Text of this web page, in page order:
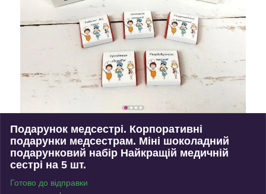
Подарунок медсестрі. Корпоративні
подарунки медсестрам. Міні шоколадний
подарунковий набір Найкращій медичній
сестрі на 5 шт.
Готово до відправки